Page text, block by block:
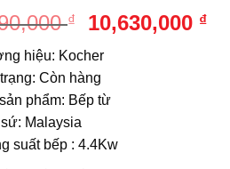
₫
Giá
là:
13,290,000 ₫.
10,630,000 ₫Giá
hiệu: Kocher
Còn hàng
phẩm: Bếp từ
Malaysia
suất bếp : 4.4Kw